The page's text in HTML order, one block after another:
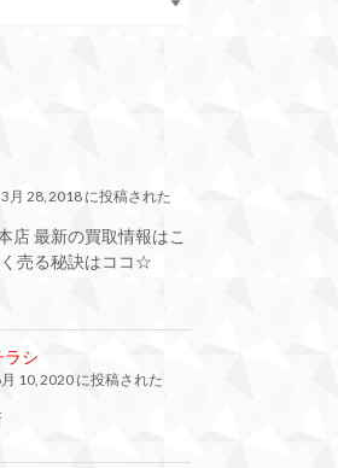
3月 28, 2018 に投稿された
店 最新の買取情報はこ
売る秘訣はココ☆
ラシ
10, 2020 に投稿された